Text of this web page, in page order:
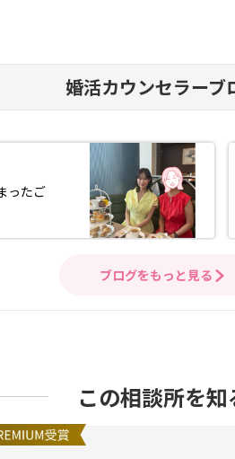
婚活カウンセラーブ
ったご
ブログをもっと見る
この相談所を知